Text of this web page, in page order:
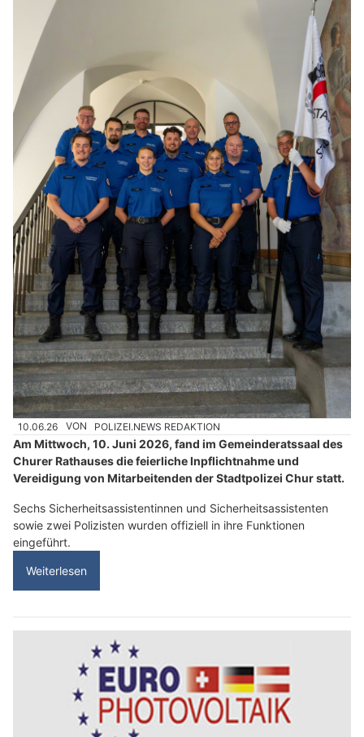
10.06.26 VON POLIZEI.NEWS REDAKTION
Am Mittwoch, 10. Juni 2026, fand im Gemeinderatssaal des
Churer Rathauses die feierliche Inpflichtnahme und
Vereidigung von Mitarbeitenden der Stadtpolizei Chur statt.
Sechs Sicherheitsassistentinnen und Sicherheitsassistenten
sowie zwei Polizisten wurden offiziell in ihre Funktionen
eingeführt.
Weiterlesen